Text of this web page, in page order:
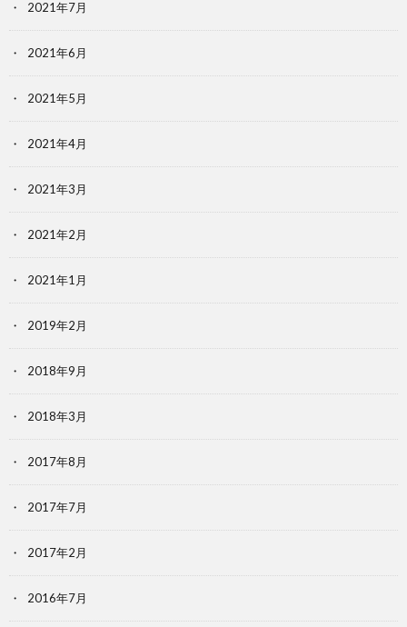
2021年7月
2021年6月
2021年5月
2021年4月
2021年3月
2021年2月
2021年1月
2019年2月
2018年9月
2018年3月
2017年8月
2017年7月
2017年2月
2016年7月